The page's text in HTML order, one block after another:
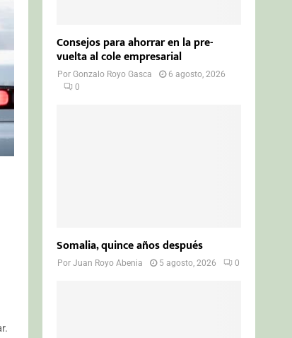
Consejos para ahorrar en la pre-
vuelta al cole empresarial
PorGonzalo Royo Gasca
6 agosto, 2026
0
Somalia, quince años después
PorJuan Royo Abenia 5 agosto, 2026 0